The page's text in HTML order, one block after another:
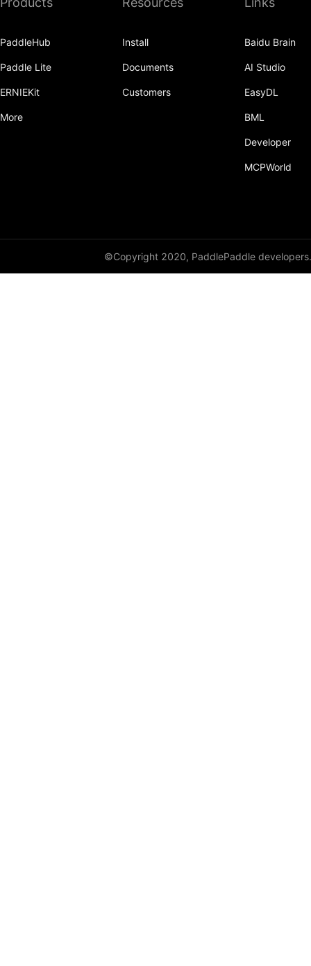
PaddleHub
Paddle Lite
ERNIEKit
More
Install
Documents
Customers
Baidu Brain
AI Studio
EasyDL
BML
Developer
MCPWorld
©Copyright 2020, PaddlePaddle developers.